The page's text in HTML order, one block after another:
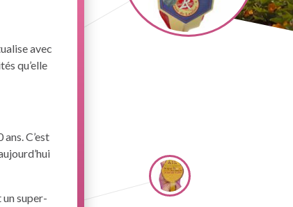
avec
qu’elle
C’est
super-